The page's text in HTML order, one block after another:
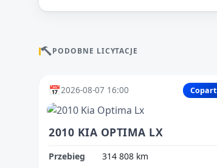
PODOBNE LICYTACJE
📅2026-08-07 16:00 Copart
2010 KIA OPTIMA LX
Przebieg
314 808 km